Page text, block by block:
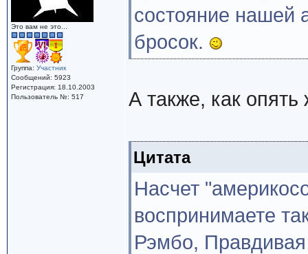
Это вам не это...
Группа: Участник
Сообщений: 5923
Регистрация: 18.10.2003
Пользователь №: 517
состояние
бросок.
А также, как
Цитата
Насчет
воспринимаете
Рэмбо,